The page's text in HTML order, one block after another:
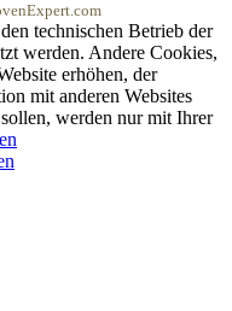
technischen Betrieb der
werden. Andere Cookies,
erhöhen, der
mit anderen Websites
werden nur mit Ihrer